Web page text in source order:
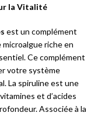
la Vitalité
est un complément
riche en
Ce complément
votre système
La spiruline est une
et d’acides
Associée à la